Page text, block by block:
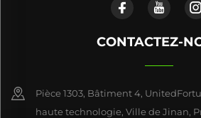
CONTACTEZ-
Pièce 1303, Bâtiment 4,
haute technologie, Ville de Jinan,